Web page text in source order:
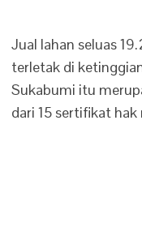
Jual lahan seluas
terletak di
Sukabumi itu
dari 15 sertifikat